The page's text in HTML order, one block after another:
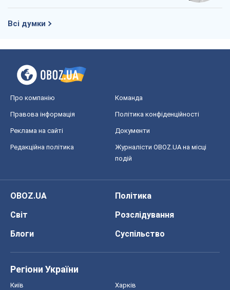
Всі думки
Про компанію Команда
Правова інформація Політика конфіденційності
Реклама на сайті Документи
Редакційна політика
Журналісти OBOZ.UA на місці
подій
OBOZ.UA
Політика
Світ
Розслідування
Блоги
Суспільство
Регіони України
Київ Харків